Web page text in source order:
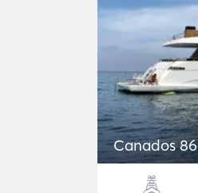
Canados 86